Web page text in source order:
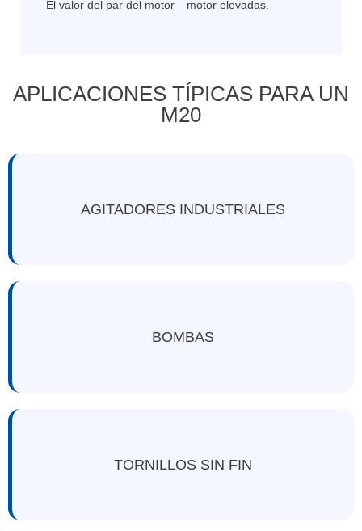
El valor del par del motor
motor elevadas.
APLICACIONES TÍPICAS PARA UN
M20
AGITADORES INDUSTRIALES
BOMBAS
TORNILLOS SIN FIN